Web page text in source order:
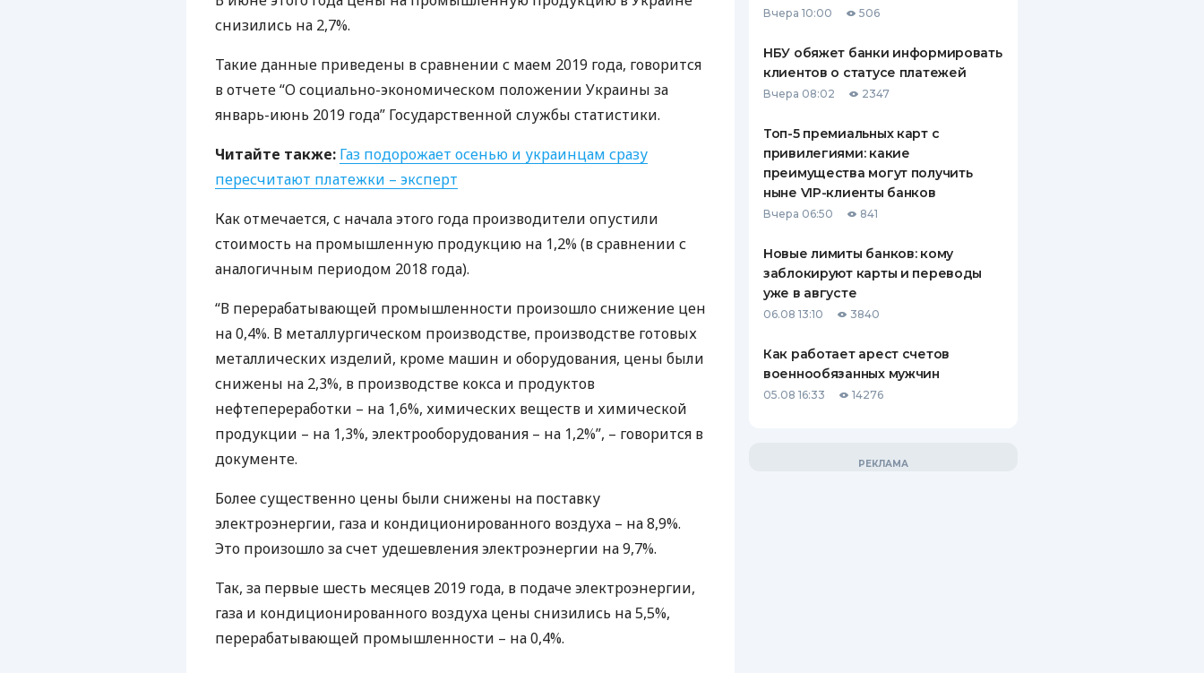
БАНКОВСКИМ КАРТАМ
СТРАХОВАНИЮ
ВСЕ СТРАХОВЫЕ ПОЛИСЫ
ОТЗЫВЫ О СТРАХОВЫХ
КОМПАНИЯХ
снизились на 2,7%.
Такие данные приведены в сравнении с маем 2019 года, говорится
в отчете “О социально-экономическом положении Украины за
январь-июнь 2019 года” Государственной службы статистики.
Читайте также: Газ подорожает осенью и украинцам сразу
пересчитают платежки – эксперт
Как отмечается, с начала этого года производители опустили
стоимость на промышленную продукцию на 1,2% (в сравнении с
аналогичным периодом 2018 года).
“В перерабатывающей промышленности произошло снижение цен
на 0,4%. В металлургическом производстве, производстве готовых
металлических изделий, кроме машин и оборудования, цены были
снижены на 2,3%, в производстве кокса и продуктов
нефтепереработки – на 1,6%, химических веществ и химической
продукции – на 1,3%, электрооборудования – на 1,2%”, – говорится в
документе.
Более существенно цены были снижены на поставку
электроэнергии, газа и кондиционированного воздуха – на 8,9%.
Это произошло за счет удешевления электроэнергии на 9,7%.
Так, за первые шесть месяцев 2019 года, в подаче электроэнергии,
газа и кондиционированного воздуха цены снизились на 5,5%,
перерабатывающей промышленности – на 0,4%.
Вчера 10:00 506
НБУ обяжет банки информировать
клиентов о статусе платежей
Вчера 08:02 2347
Топ-5 премиальных карт с
привилегиями: какие
преимущества могут получить
ныне VIP-клиенты банков
Вчера 06:50 841
Новые лимиты банков: кому
заблокируют карты и переводы
уже в августе
06.08 13:10 3840
Как работает арест счетов
военнообязанных мужчин
05.08 16:33 14276